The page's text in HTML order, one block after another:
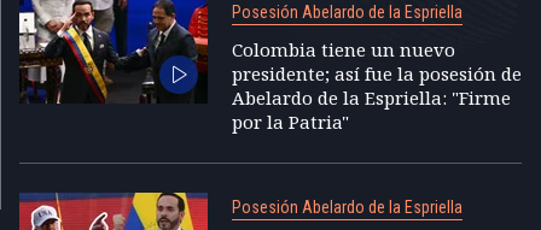
Posesión Abelardo de la Espriella
Colombia tiene un nuevo
presidente; así fue la posesión de
Abelardo de la Espriella: "Firme
por la Patria"
Posesión Abelardo de la Espriella